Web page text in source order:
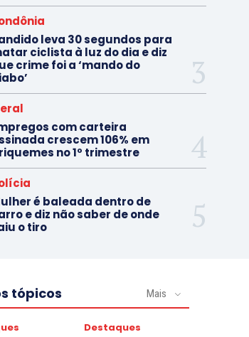
leva 30 segundos para
ciclista à luz do dia e diz
crime foi a ‘mando do
com carteira
crescem 106% em
no 1º trimestre
é baleada dentro de
e diz não saber de onde
o tiro
tópicos Mais
Destaques